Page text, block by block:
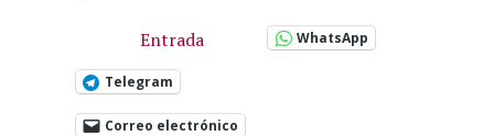
Entrada WhatsApp
Telegram
Correo electrónico